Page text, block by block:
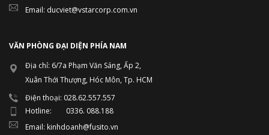
Email: ducviet@vstarcorp.com.vn
VĂN PHÒNG ĐẠI DIỆN PHÍA NAM
Địa chỉ: 6/7a Phạm Văn Sáng, Ấp 2,
Xuân Thới Thượng, Hóc Môn, Tp. HCM
Điện thoại: 028.62.557.557
Hotline: 0336. 088.188
Email: kinhdoanh@fusito.vn